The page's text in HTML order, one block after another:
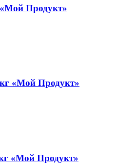
Продукт»
«Мой Продукт»
«Мой Продукт»